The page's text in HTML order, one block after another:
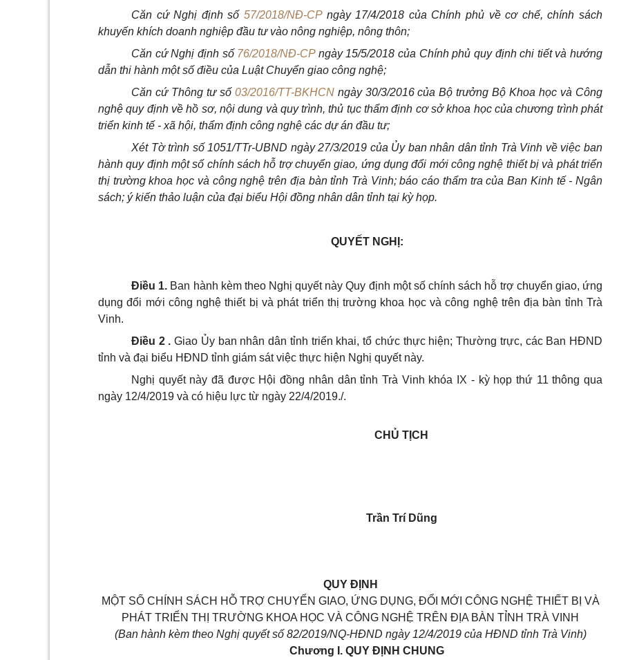
Căn cứ Nghị định số 57/2018/NĐ-CPngày 17/4/2018 của Chính phủ về cơ chế, chính sách
khuyến khích doanh nghiệp đầu tư vào nông nghiệp, nông thôn;
Căn cứ Nghị định số 76/2018/NĐ-CPngày 15/5/2018 của Chính phủ quy định chi tiết và hướng
dẫn thi hành một số điều của Luật Chuyển giao công nghệ;
Căn cứ Thông tư số 03/2016/TT-BKHCNngày 30/3/2016 của Bộ trưởng Bộ Khoa học và Công
nghệ quy định về hồ sơ, nội dung và quy trình, thủ tục thẩm định cơ sở khoa học của chương trình phát
triển kinh tế - xã hội, thẩm định công nghệ các dự án đầu tư;
Xét Tờ trình số 1051/TTr-UBND ngày 27/3/2019 của Ủy ban nhân dân tỉnh Trà Vinh về việc ban
hành quy định một số chính sách hỗ trợ chuyển giao, ứng dụng đổi mới công nghệ thiết bị và phát triển
thị trường khoa học và công nghệ trên địa bàn tỉnh Trà Vinh; báo cáo thẩm tra của Ban Kinh tế - Ngân
sách; ý kiến thảo luận của đại biểu Hội đồng nhân dân tỉnh tại kỳ họp.
QUYẾT NGHỊ:
Điều 1. Ban hành kèm theo Nghị quyết này Quy định một số chính sách hỗ trợ chuyển giao, ứng
dụng đổi mới công nghệ thiết bị và phát triển thị trường khoa học và công nghệ trên địa bàn tỉnh Trà
Vinh.
Điều 2 . Giao Ủy ban nhân dân tỉnh triển khai, tổ chức thực hiện; Thường trực, các Ban HĐND
tỉnh và đại biểu HĐND tỉnh giám sát việc thực hiện Nghị quyết này.
Nghị quyết này đã được Hội đồng nhân dân tỉnh Trà Vinh khóa IX - kỳ họp thứ 11 thông qua
ngày 12/4/2019 và có hiệu lực từ ngày 22/4/2019./.
CHỦ TỊCH
Trần Trí Dũng
QUY ĐỊNH
MỘT SỐ CHÍNH SÁCH HỖ TRỢ CHUYỂN GIAO, ỨNG DỤNG, ĐỔI MỚI CÔNG NGHỆ THIẾT BỊ VÀ
PHÁT TRIỂN THỊ TRƯỜNG KHOA HỌC VÀ CÔNG NGHỆ TRÊN ĐỊA BÀN TỈNH TRÀ VINH
(Ban hành kèm theo Nghị quyết số 82/2019/NQ-HĐND ngày 12/4/2019 của HĐND tỉnh Trà Vinh)
Chương I. QUY ĐỊNH CHUNG